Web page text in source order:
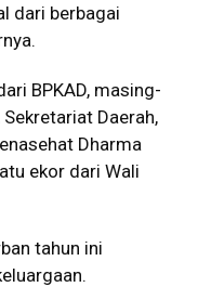
dari berbagai
BPKAD, masing-
Daerah,
Dharma
ekor dari Wali
tahun ini